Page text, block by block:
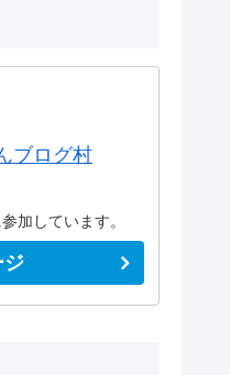
ブログ村
加しています。
ジ